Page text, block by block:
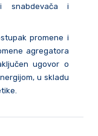
snabdevača i
promene i
agregatora
ugovor o
u skladu